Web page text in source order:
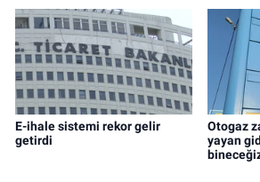
E-ihale sistemi rekor gelir
getirdi
Otogaz
yayan